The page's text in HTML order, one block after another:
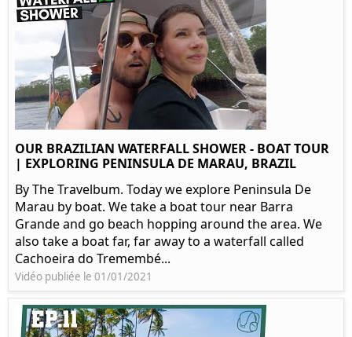
OUR BRAZILIAN WATERFALL SHOWER - BOAT TOUR
| EXPLORING PENINSULA DE MARAU, BRAZIL
By The Travelbum. Today we explore Peninsula De
Marau by boat. We take a boat tour near Barra
Grande and go beach hopping around the area. We
also take a boat far, far away to a waterfall called
Cachoeira do Tremembé...
Vidéo publiée le 01/01/2021